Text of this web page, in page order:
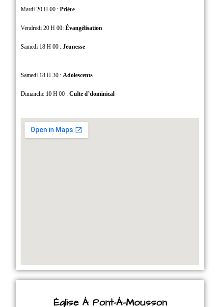
Mardi 20 H 00 :Prière
Vendredi 20 H 00: Évangélisation
Samedi 18 H 00 :Jeunesse
Samedi 18 H 30 :Adolescents
Dimanche 10 H 00 :Culte d’dominical
Église À Pont-À-Mousson